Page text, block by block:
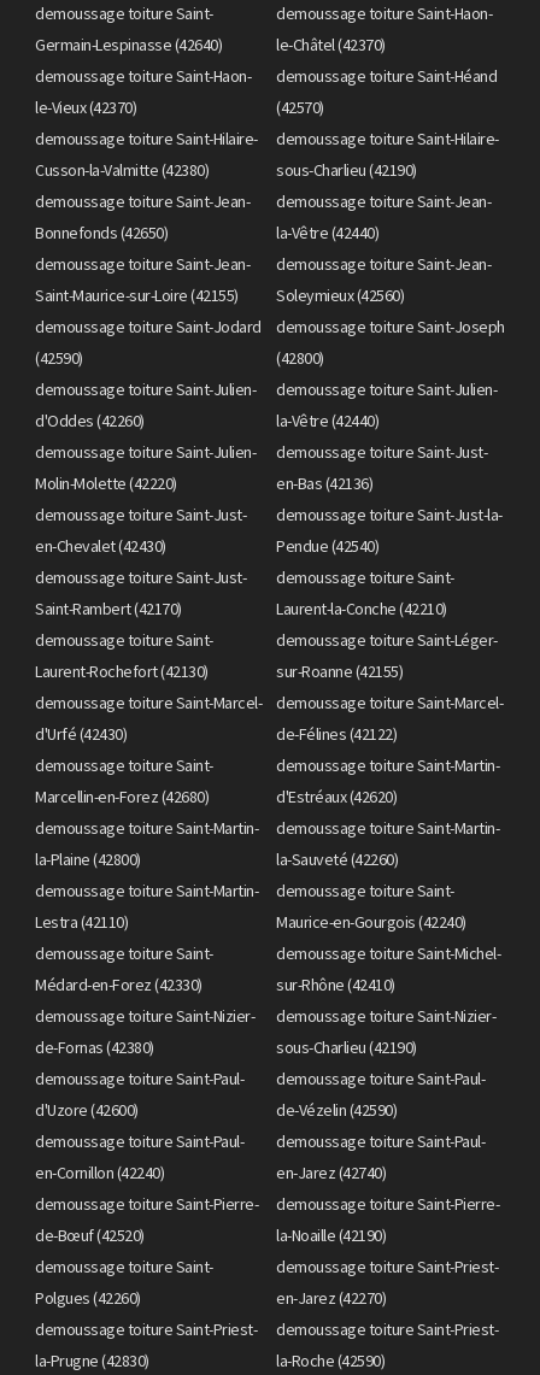
demoussage toiture Saint-
Germain-Lespinasse (42640)
demoussage toiture Saint-Haon-
le-Châtel (42370)
demoussage toiture Saint-Haon-
le-Vieux (42370)
demoussage toiture Saint-Héand
(42570)
demoussage toiture Saint-Hilaire-
Cusson-la-Valmitte (42380)
demoussage toiture Saint-Hilaire-
sous-Charlieu (42190)
demoussage toiture Saint-Jean-
Bonnefonds (42650)
demoussage toiture Saint-Jean-
la-Vêtre (42440)
demoussage toiture Saint-Jean-
Saint-Maurice-sur-Loire (42155)
demoussage toiture Saint-Jean-
Soleymieux (42560)
demoussage toiture Saint-Jodard
(42590)
demoussage toiture Saint-Joseph
(42800)
demoussage toiture Saint-Julien-
d'Oddes (42260)
demoussage toiture Saint-Julien-
la-Vêtre (42440)
demoussage toiture Saint-Julien-
Molin-Molette (42220)
demoussage toiture Saint-Just-
en-Bas (42136)
demoussage toiture Saint-Just-
en-Chevalet (42430)
demoussage toiture Saint-Just-la-
Pendue (42540)
demoussage toiture Saint-Just-
Saint-Rambert (42170)
demoussage toiture Saint-
Laurent-la-Conche (42210)
demoussage toiture Saint-
Laurent-Rochefort (42130)
demoussage toiture Saint-Léger-
sur-Roanne (42155)
demoussage toiture Saint-Marcel-
d'Urfé (42430)
demoussage toiture Saint-Marcel-
de-Félines (42122)
demoussage toiture Saint-
Marcellin-en-Forez (42680)
demoussage toiture Saint-Martin-
d'Estréaux (42620)
demoussage toiture Saint-Martin-
la-Plaine (42800)
demoussage toiture Saint-Martin-
la-Sauveté (42260)
demoussage toiture Saint-Martin-
Lestra (42110)
demoussage toiture Saint-
Maurice-en-Gourgois (42240)
demoussage toiture Saint-
Médard-en-Forez (42330)
demoussage toiture Saint-Michel-
sur-Rhône (42410)
demoussage toiture Saint-Nizier-
de-Fornas (42380)
demoussage toiture Saint-Nizier-
sous-Charlieu (42190)
demoussage toiture Saint-Paul-
d'Uzore (42600)
demoussage toiture Saint-Paul-
de-Vézelin (42590)
demoussage toiture Saint-Paul-
en-Cornillon (42240)
demoussage toiture Saint-Paul-
en-Jarez (42740)
demoussage toiture Saint-Pierre-
de-Bœuf (42520)
demoussage toiture Saint-Pierre-
la-Noaille (42190)
demoussage toiture Saint-
Polgues (42260)
demoussage toiture Saint-Priest-
en-Jarez (42270)
demoussage toiture Saint-Priest-
la-Prugne (42830)
demoussage toiture Saint-Priest-
la-Roche (42590)